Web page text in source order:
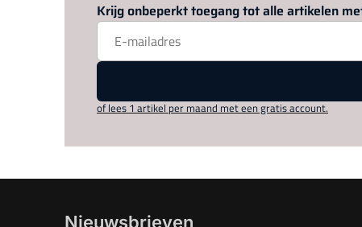
Krijg onbeperkt toegang tot alle artikelen
of lees 1 artikel per maand met een gratis account.
Nieuwsbrieven